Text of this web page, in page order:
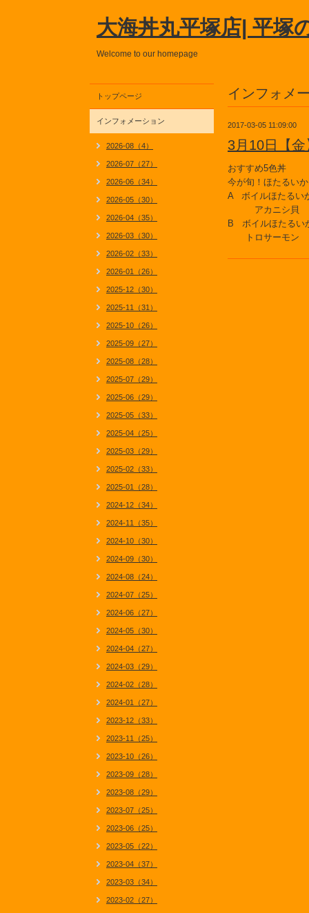
大海丼丸平塚店| 平塚
Welcome to our homepage
インフォメ
2017-03-05 11:09:00
3月10日【
おすすめ5色丼
今が旬！ほたるい
A ボイルほたる
アカニシ貝
B ボイルほたる
トロサーモン
トップページ
インフォメーション
2026-08（4）
2026-07（27）
2026-06（34）
2026-05（30）
2026-04（35）
2026-03（30）
2026-02（33）
2026-01（26）
2025-12（30）
2025-11（31）
2025-10（26）
2025-09（27）
2025-08（28）
2025-07（29）
2025-06（29）
2025-05（33）
2025-04（25）
2025-03（29）
2025-02（33）
2025-01（28）
2024-12（34）
2024-11（35）
2024-10（30）
2024-09（30）
2024-08（24）
2024-07（25）
2024-06（27）
2024-05（30）
2024-04（27）
2024-03（29）
2024-02（28）
2024-01（27）
2023-12（33）
2023-11（25）
2023-10（26）
2023-09（28）
2023-08（29）
2023-07（25）
2023-06（25）
2023-05（22）
2023-04（37）
2023-03（34）
2023-02（27）